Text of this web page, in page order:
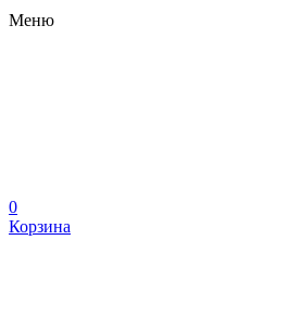
Меню
0
Корзина